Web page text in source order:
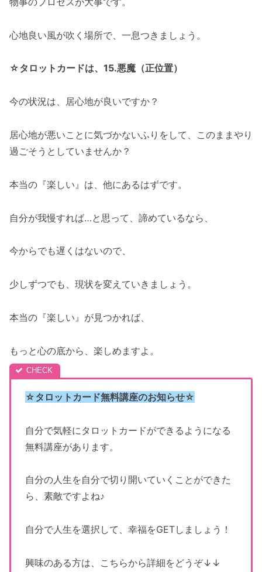
心地良い風が吹く場所で、一息つきましょう。
☆タロットカードは、15.悪魔（正位置）
今の状況は、居心地が良いですか？
居心地が悪いことに気づかないふりをして、このままやり
過ごそうとしていませんか？
本当の『楽しい』は、他にあるはずです。
自分が我慢すれば…と思って、諦めているなら、
今からでも遅くはないので、
少しずつでも、現状を変えていきましょう。
本当の『楽しい』が見つかれば、
もっと心の底から、楽しめますよ。
☆タロットカード無料講座のお知らせ☆
自分で気軽にタロットカードができるようになる
無料講座があります。
自分の人生を自分で切り開いていくことができた
ら、素敵ですよね♪
自分で人生を選択して、幸福をGETしましょう！
興味のある方は、こちらから詳細をどうぞ↓↓